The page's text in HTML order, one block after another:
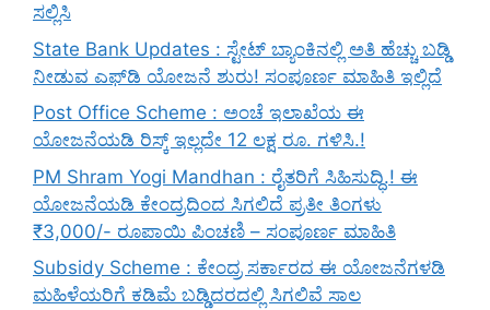
ಸಲ್ಲಿಸಿ
State Bank Updates : ಸ್ಟೇಟ್ ಬ್ಯಾಂಕಿನಲ್ಲಿ ಅತಿ ಹೆಚ್ಚು ಬಡ್ಡಿ
ನೀಡುವ ಎಫ್‌ಡಿ ಯೋಜನೆ ಶುರು! ಸಂಪೂರ್ಣ ಮಾಹಿತಿ ಇಲ್ಲಿದೆ
Post Office Scheme : ಅಂಚೆ ಇಲಾಖೆಯ ಈ
ಯೋಜನೆಯಡಿ ರಿಸ್ಕ್‌ ಇಲ್ಲದೇ 12 ಲಕ್ಷ ರೂ. ಗಳಿಸಿ.!
PM Shram Yogi Mandhan : ರೈತರಿಗೆ ಸಿಹಿಸುದ್ಧಿ.! ಈ
ಯೋಜನೆಯಡಿ ಕೇಂದ್ರದಿಂದ ಸಿಗಲಿದೆ ಪ್ರತೀ ತಿಂಗಳು
₹3,000/- ರೂಪಾಯಿ ಪಿಂಚಣಿ – ಸಂಪೂರ್ಣ ಮಾಹಿತಿ
Subsidy Scheme : ಕೇಂದ್ರ ಸರ್ಕಾರದ ಈ ಯೋಜನೆಗಳಡಿ
ಮಹಿಳೆಯರಿಗೆ ಕಡಿಮೆ ಬಡ್ಡಿದರದಲ್ಲಿ ಸಿಗಲಿವೆ ಸಾಲ